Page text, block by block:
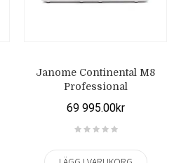
Janome Continental M8
Professional
69 995.00kr